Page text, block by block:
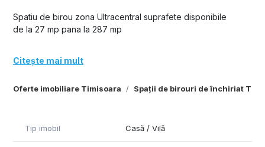
Oferte imobiliare Timisoara Spații de birouri de închiriat
Spatiu de birou zona Ultracentral suprafete disponibile
de la 27 mp pana la 287 mp
Citește mai mult
Tip imobil Casă / Vilă